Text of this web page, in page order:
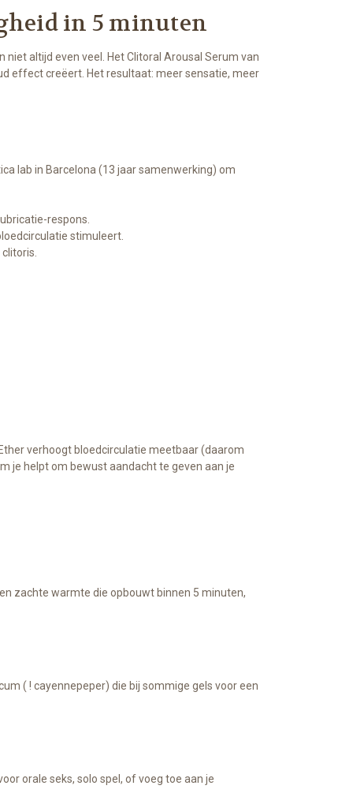
in 5 minuten
altijd even veel. Het Clitoral Arousal Serum van
effect creëert. Het resultaat: meer sensatie, meer
lab in Barcelona (13 jaar samenwerking) om
respons.
stimuleert.
verhoogt bloedcirculatie meetbaar (daarom
je helpt om bewust aandacht te geven aan je
zachte warmte die opbouwt binnen 5 minuten,
( ! cayennepeper) die bij sommige gels voor een
orale seks, solo spel, of voeg toe aan je